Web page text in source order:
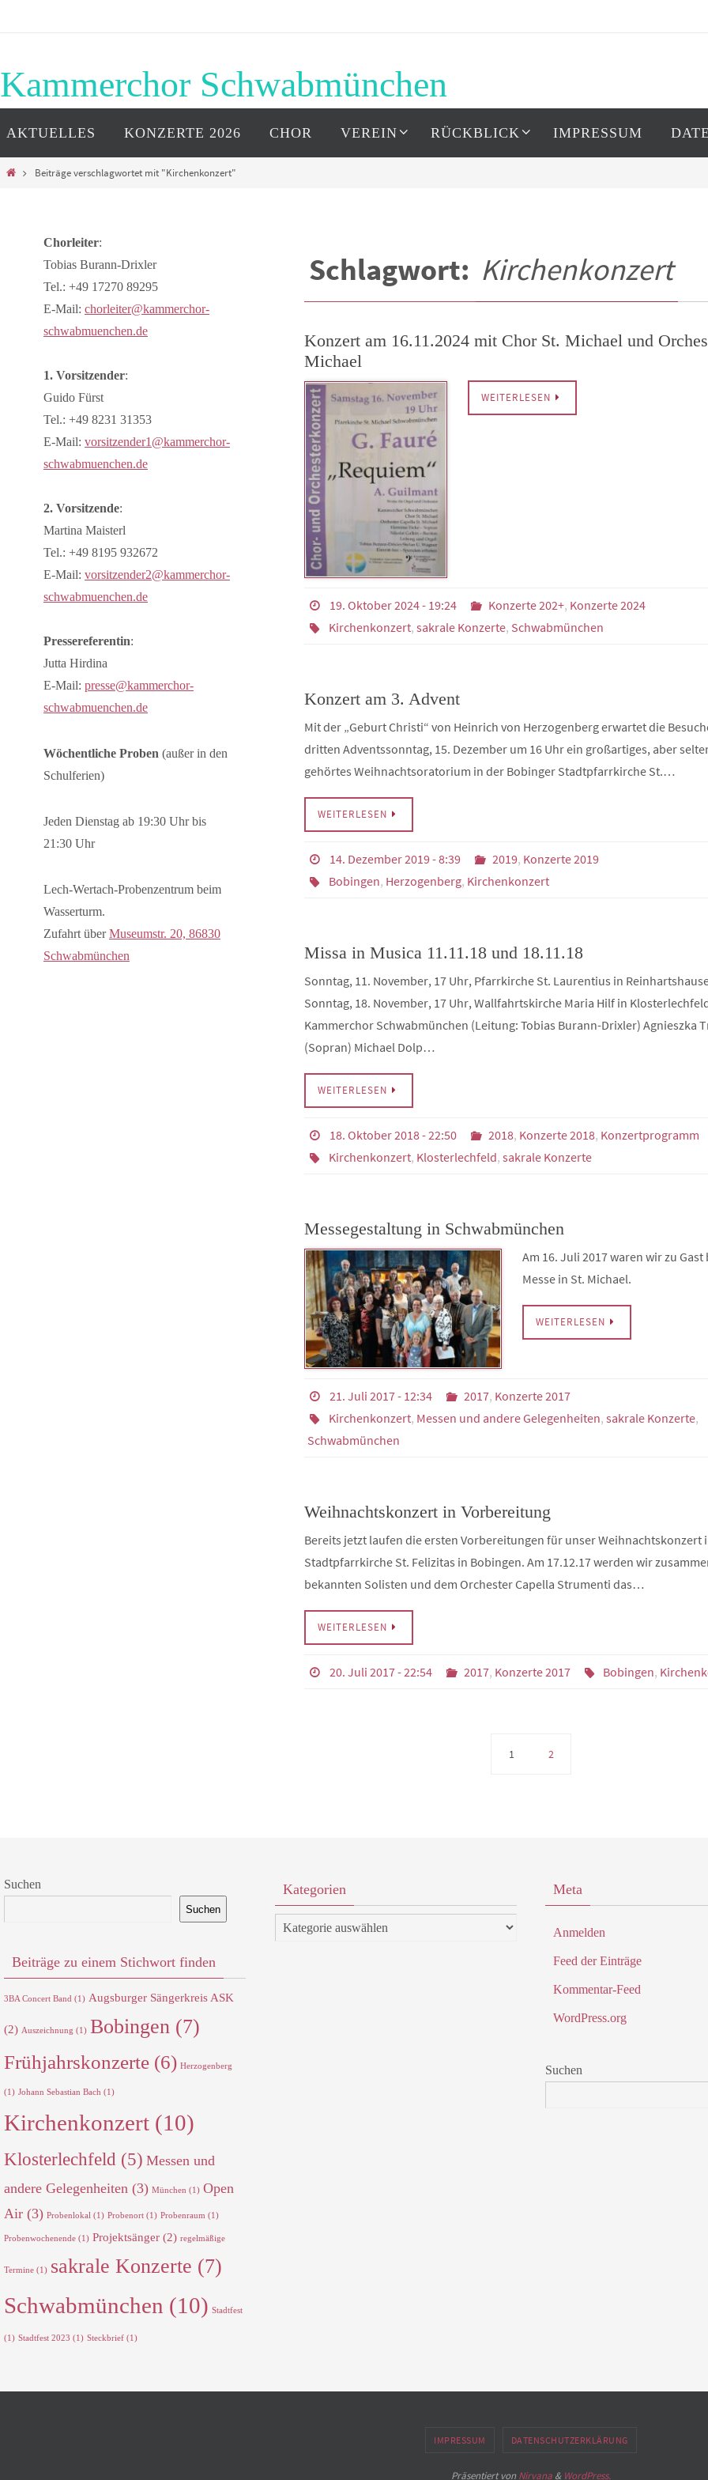
Kammerchor Schwabmünchen
Inhalt
springen
AKTUELLES KONZERTE 2026 CHOR VEREIN RÜCKBLICK IMPRESSUM
StartBeiträge verschlagwortet mit "Kirchenkonzert"
Schlagwort: Kirchenkonzert
Konzert am 16.11.2024 mit Chor St. Michael und
Michael
WEITERLESEN
19. Oktober 2024 - 19:24 Konzerte 202+, Konzerte 2024
Kirchenkonzert, sakrale Konzerte, Schwabmünchen
Konzert am 3. Advent
Mit der „Geburt Christi“ von Heinrich von Herzogenberg erwartet die
dritten Adventssonntag, 15. Dezember um 16 Uhr ein großartiges, aber
gehörtes Weihnachtsoratorium in der Bobinger Stadtpfarrkirche St.…
WEITERLESEN
14. Dezember 2019 - 8:39 2019, Konzerte 2019
Bobingen, Herzogenberg, Kirchenkonzert
Missa in Musica 11.11.18 und 18.11.18
Sonntag, 11. November, 17 Uhr, Pfarrkirche St. Laurentius in
Sonntag, 18. November, 17 Uhr, Wallfahrtskirche Maria Hilf in
Kammerchor Schwabmünchen (Leitung: Tobias Burann-Drixler) Agnieszka
(Sopran) Michael Dolp…
WEITERLESEN
18. Oktober 2018 - 22:50 2018, Konzerte 2018, Konzertprogramm
Kirchenkonzert, Klosterlechfeld, sakrale Konzerte
Messegestaltung in Schwabmünchen
Am 16. Juli 2017 waren wir zu Gast
Messe in St. Michael.
WEITERLESEN
21. Juli 2017 - 12:34 2017, Konzerte 2017
Kirchenkonzert, Messen und andere Gelegenheiten, sakrale Konzerte,
Schwabmünchen
Weihnachtskonzert in Vorbereitung
Bereits jetzt laufen die ersten Vorbereitungen für unser Weihnachtskonzert
Stadtpfarrkirche St. Felizitas in Bobingen. Am 17.12.17 werden wir
bekannten Solisten und dem Orchester Capella Strumenti das…
WEITERLESEN
20. Juli 2017 - 22:54 2017, Konzerte 2017 Bobingen,
1 2
Chorleiter:
Tobias Burann-Drixler
Tel.: +49 17270 89295
E-Mail: chorleiter@kammerchor-
schwabmuenchen.de
1. Vorsitzender:
Guido Fürst
Tel.: +49 8231 31353
E-Mail: vorsitzender1@kammerchor-
schwabmuenchen.de
2. Vorsitzende:
Martina Maisterl
Tel.: +49 8195 932672
E-Mail: vorsitzender2@kammerchor-
schwabmuenchen.de
Pressereferentin:
Jutta Hirdina
E-Mail: presse@kammerchor-
schwabmuenchen.de
Wöchentliche Proben (außer in den
Schulferien)
Jeden Dienstag ab 19:30 Uhr bis
21:30 Uhr
Lech-Wertach-Probenzentrum beim
Wasserturm.
Zufahrt überMuseumstr. 20, 86830
Schwabmünchen
Suchen
Suchen
Beiträge zu einem Stichwort finden
3BA Concert Band (1) Augsburger Sängerkreis ASK
(2) Auszeichnung (1) Bobingen (7)
Frühjahrskonzerte (6) Herzogenberg
(1) Johann Sebastian Bach (1)
Kirchenkonzert (10)
Klosterlechfeld (5) Messen und
andere Gelegenheiten (3) München (1) Open
Air (3) Probenlokal (1) Probenort (1) Probenraum (1)
Probenwochenende (1) Projektsänger (2) regelmäßige
Termine (1) sakrale Konzerte (7)
Schwabmünchen (10) Stadtfest
(1) Stadtfest 2023 (1) Steckbrief (1)
Kategorien
Kategorien
Meta
Anmelden
Feed der Einträge
Kommentar-Feed
WordPress.org
Suchen
IMPRESSUM DATENSCHUTZERKLÄRUNG
Präsentiert von Nirvana & WordPress.